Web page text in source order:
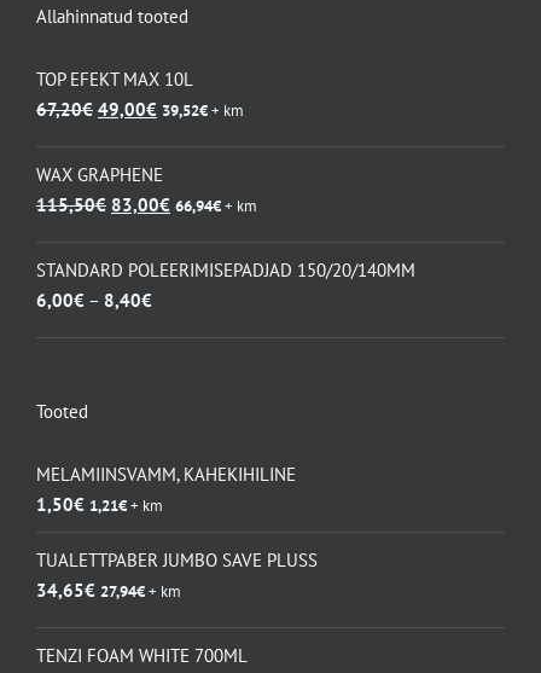
Allahinnatud tooted
TOP EFEKT MAX 10L
67,20€ Algne
oli:
67,20€.
49,00€Praegune
on:
49,00€.
39,52€+ km
WAX GRAPHENE
115,50€ Algne
oli:
115,50€.
83,00€Praegune
on:
66,94€+ km
STANDARD POLEERIMISEPADJAD 150/20/140MM
6,00€ – 8,40€Hinnavahemik:
Tooted
MELAMIINSVAMM, KAHEKIHILINE
1,50€ 1,21€+ km
TUALETTPABER JUMBO SAVE PLUSS
34,65€ 27,94€+ km
TENZI FOAM WHITE 700ML